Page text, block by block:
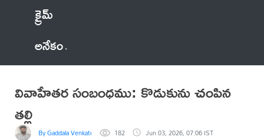
క్రైమ్
అనేకం
వివాహేతర సంబంధము: కొడుకును చంపిన
తల్లి
By Gaddala VenkateswaraRao182 Jun 03, 2026, 07:06 IST